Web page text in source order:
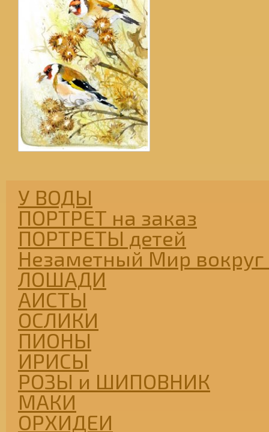
У ВОДЫ
ПОРТРЕТ на заказ
ПОРТРЕТЫ детей
Незаметный Мир вокруг
ЛОШАДИ
АИСТЫ
ОСЛИКИ
ПИОНЫ
ИРИСЫ
РОЗЫ и ШИПОВНИК
МАКИ
ОРХИДЕИ